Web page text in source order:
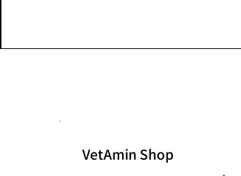
VetAmin Shop